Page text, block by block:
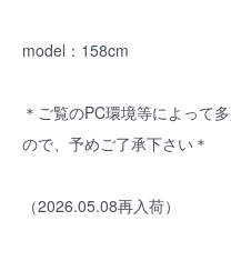
model：158cm
＊ご覧のPC環境等によって
ので、予めご了承下さい＊
（2026.05.08再入荷）